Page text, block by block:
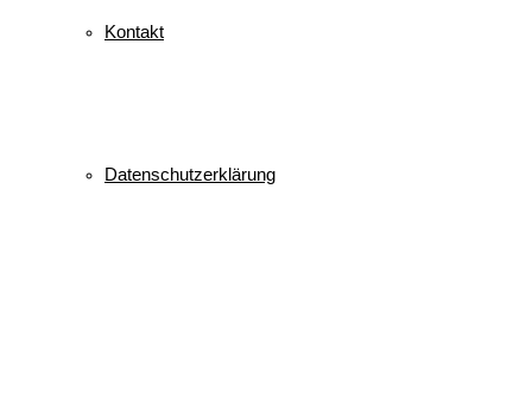
Kontakt
Datenschutzerklärung